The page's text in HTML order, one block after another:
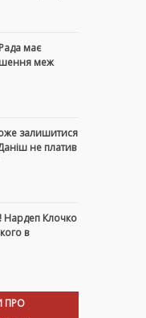
має
меж
залишитися
не платив
Нардеп Клочко
в
ПРО